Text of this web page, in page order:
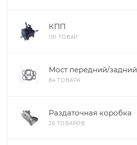
КПП
191 ТОВАР
Мост передний/задний
84 ТОВАРА
Раздаточная коробка
26 ТОВАРОВ